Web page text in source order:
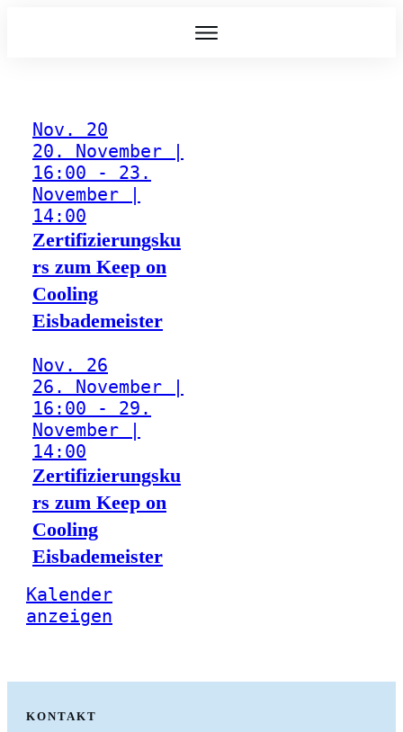
Nov. 20
20. November |
16:00 - 23.
November |
14:00
Zertifizierungsku
rs zum Keep on
Cooling
Eisbademeister
Nov. 26
26. November |
16:00 - 29.
November |
14:00
Zertifizierungsku
rs zum Keep on
Cooling
Eisbademeister
Kalender
anzeigen
KONTAKT